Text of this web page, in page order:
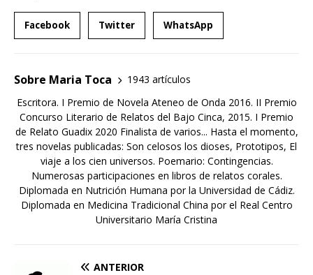
Facebook Twitter WhatsApp
Sobre Maria Toca
1943 artículos
Escritora. I Premio de Novela Ateneo de Onda 2016. II Premio
Concurso Literario de Relatos del Bajo Cinca, 2015. I Premio
de Relato Guadix 2020 Finalista de varios... Hasta el momento,
tres novelas publicadas: Son celosos los dioses, Prototipos, El
viaje a los cien universos. Poemario: Contingencias.
Numerosas participaciones en libros de relatos corales.
Diplomada en Nutrición Humana por la Universidad de Cádiz.
Diplomada en Medicina Tradicional China por el Real Centro
Universitario María Cristina
ANTERIOR